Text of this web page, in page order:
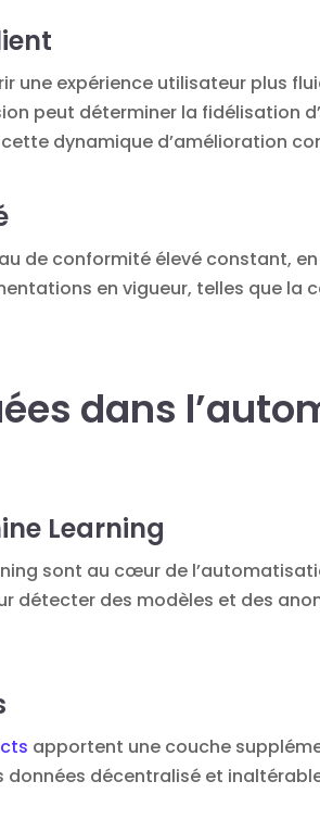
une expérience utilisateur plus
peut déterminer la fidélisation
dynamique d’amélioration
de conformité élevé constant, en
en vigueur, telles que la
dans
Learning
sont au cœur de
détecter des modèles et des
apportent une couche
décentralisé et